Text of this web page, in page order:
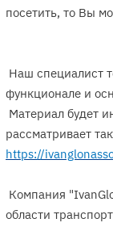
посетить, то Вы
Наш специалист
функционале и
Материал будет
рассматривает
https://
Компания
области